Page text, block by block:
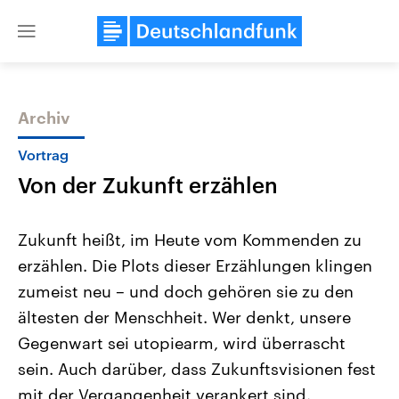
Close
Themen
Landtagswahl Sachsen-Anhalt
2026
Alle Informationen
Sachsen-Anhalt wählt am 6.
September 2026 einen neuen
Landtag. Seit 2021 wird das
Bundesland von einer Koalition aus
USA
Aktuelle Beiträge,
Hintergründe
Wirtschaftlich und
gehören die Vereinigten
mit großem Einfluss auf
Archiv
Vortrag
Von der Zukunft erzählen
Zukunft heißt, im Heute vom Kommenden zu
erzählen. Die Plots dieser Erzählungen klingen
zumeist neu – und doch gehören sie zu den
ältesten der Menschheit. Wer denkt, unsere
Gegenwart sei utopiearm, wird überrascht
sein. Auch darüber, dass Zukunftsvisionen fest
mit der Vergangenheit verankert sind.